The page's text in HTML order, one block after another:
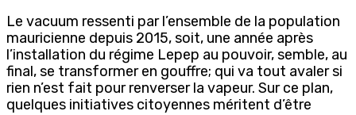
Le vacuum ressenti par l’ensemble de la population
mauricienne depuis 2015, soit, une année après
l’installation du régime Lepep au pouvoir, semble, au
final, se transformer en gouffre; qui va tout avaler si
rien n’est fait pour renverser la vapeur. Sur ce plan,
quelques initiatives citoyennes méritent d’être